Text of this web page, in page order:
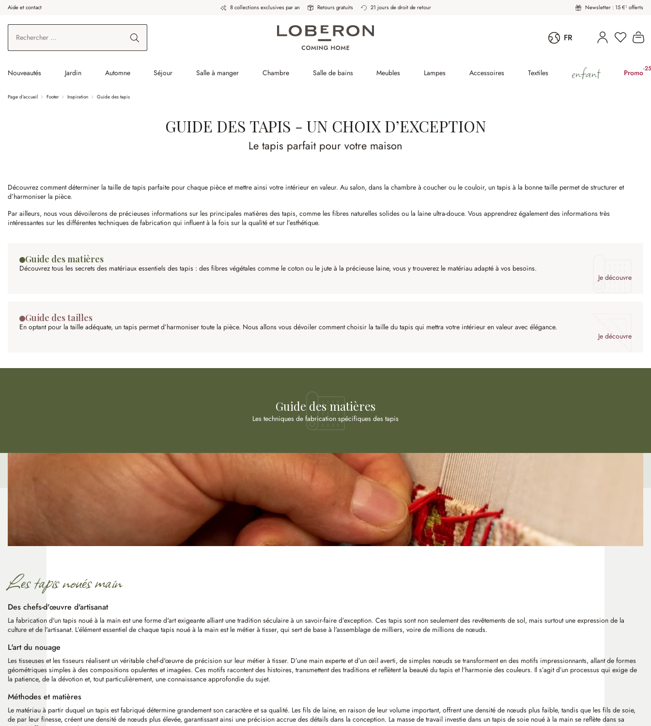
au contenu principal
Aller à la recherche
Aller à la navigation principale
Aide et contact 8 collections exclusives par an Retours gratuits 21 jours de droit de retour Newsletter : 15 €¹ offerts
FR Vous
Nouveautés Jardin Automne Séjour Salle à manger Chambre Salle de bains Meubles Lampes Accessoires Textiles enfant Promo-
Page d'accueil Footer Inspiration Guide des tapis
GUIDE DES TAPIS - UN CHOIX D’EXCEPTION
Le tapis parfait pour votre maison
Découvrez comment déterminer la taille de tapis parfaite pour chaque pièce et mettre ainsi votre intérieur en valeur. Au salon, dans la chambre à coucher ou le couloir, un tapis à la bonne taille permet de structurer et
d’harmoniser la pièce.
Par ailleurs, nous vous dévoilerons de précieuses informations sur les principales matières des tapis, comme les fibres naturelles solides ou la laine ultra-douce. Vous apprendrez également des informations très
intéressantes sur les différentes techniques de fabrication qui influent à la fois sur la qualité et sur l’esthétique.
Guide des matières
Découvrez tous les secrets des matériaux essentiels des tapis : des fibres végétales comme le coton ou le jute à la précieuse laine, vous y trouverez le matériau adapté à vos besoins.
Je découvre
Guide des tailles
En optant pour la taille adéquate, un tapis permet d’harmoniser toute la pièce. Nous allons vous dévoiler comment choisir la taille du tapis qui mettra votre intérieur en valeur avec élégance.
Je découvre
Guide des matières
Les techniques de fabrication spécifiques des tapis
Les tapis noués main
Des chefs-d'œuvre d'artisanat
La fabrication d'un tapis noué à la main est une forme d'art exigeante alliant une tradition séculaire à un savoir-faire d’exception. Ces tapis sont non seulement des revêtements de sol, mais surtout une expression de la
culture et de l'artisanat. L’élément essentiel de chaque tapis noué à la main est le métier à tisser, qui sert de base à l'assemblage de milliers, voire de millions de nœuds.
L'art du nouage
Les tisseuses et les tisseurs réalisent un véritable chef-d'œuvre de précision sur leur métier à tisser. D’une main experte et d’un œil averti, de simples nœuds se transforment en des motifs impressionnants, allant de formes
géométriques simples à des compositions opulentes et imagées. Ces motifs racontent des histoires, transmettent des traditions et reflètent la beauté du tapis et l'harmonie des couleurs. Il s’agit d’un processus qui exige de
la patience, de la dévotion et, tout particulièrement, une connaissance approfondie du sujet.
Méthodes et matières
Le matériau à partir duquel un tapis est fabriqué détermine grandement son caractère et sa qualité. Les fils de laine, en raison de leur volume important, offrent une densité de nœuds plus faible, tandis que les fils de soie,
de par leur finesse, créent une densité de nœuds plus élevée, garantissant ainsi une précision accrue des détails dans la conception. La masse de travail investie dans un tapis de soie noué à la main se reflète dans sa